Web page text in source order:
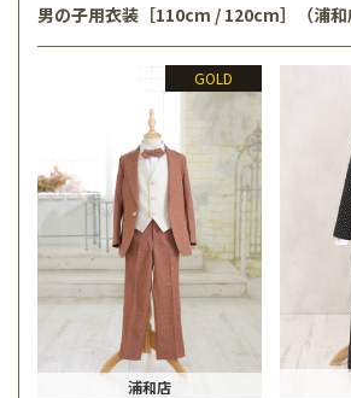
男の子用衣装［110cm / 120cm］（浦和
GOLD
浦和店